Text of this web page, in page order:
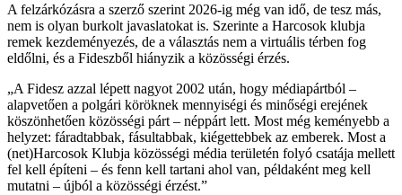
A felzárkózásra a szerző szerint 2026-ig még van idő, de tesz más,
nem is olyan burkolt javaslatokat is. Szerinte a Harcosok klubja
remek kezdeményezés, de a választás nem a virtuális térben fog
eldőlni, és a Fideszből hiányzik a közösségi érzés.
„A Fidesz azzal lépett nagyot 2002 után, hogy médiapártból –
alapvetően a polgári köröknek mennyiségi és minőségi erejének
köszönhetően közösségi párt – néppárt lett. Most még keményebb a
helyzet: fáradtabbak, fásultabbak, kiégettebbek az emberek. Most a
(net)Harcosok Klubja közösségi média területén folyó csatája mellett
fel kell építeni – és fenn kell tartani ahol van, példaként meg kell
mutatni – újból a közösségi érzést.”